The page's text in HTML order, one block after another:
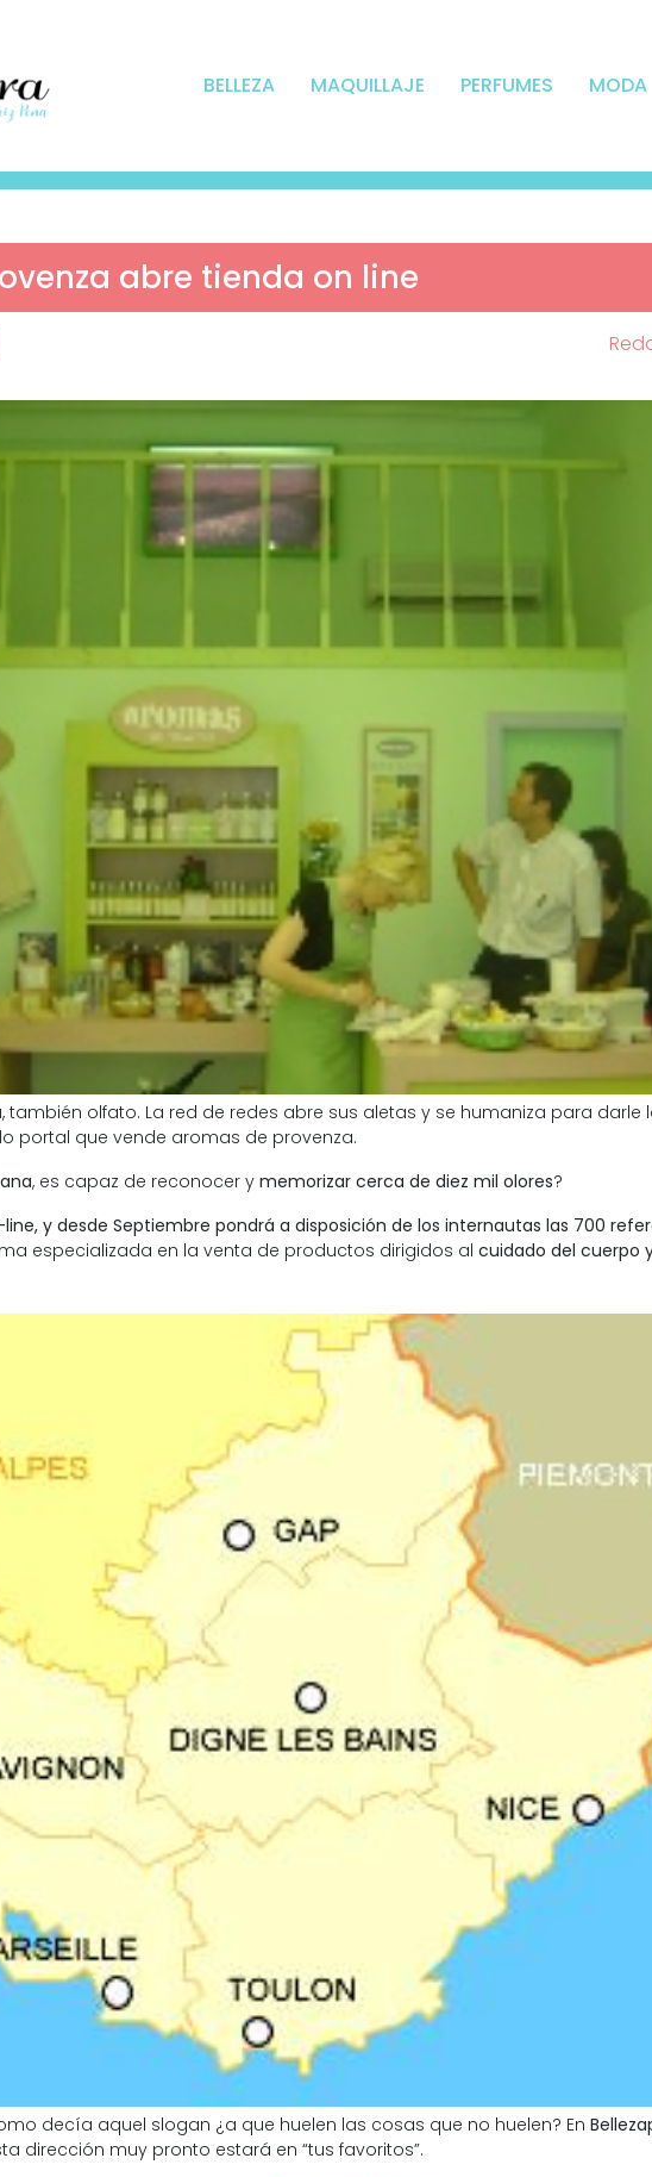
BELLEZA MAQUILLAJE PERFUMES MODA
abre tienda on line
también olfato. La red de redes abre sus aletas y se humaniza para darle
portal que vende aromas de provenza.
, es capaz de reconocer y memorizar cerca de diez mil olores?
y desde Septiembre pondrá a disposición de los internautas las 700
especializada en la venta de productos dirigidos al cuidado del cuerpo
Como decía aquel slogan ¿a que huelen las cosas que no huelen? En
dirección muy pronto estará en “tus favoritos”.
la cosmética
desde las
rutina diaria
Por qué los bálsamos
tópico se han
uno de los productos
bienestar más